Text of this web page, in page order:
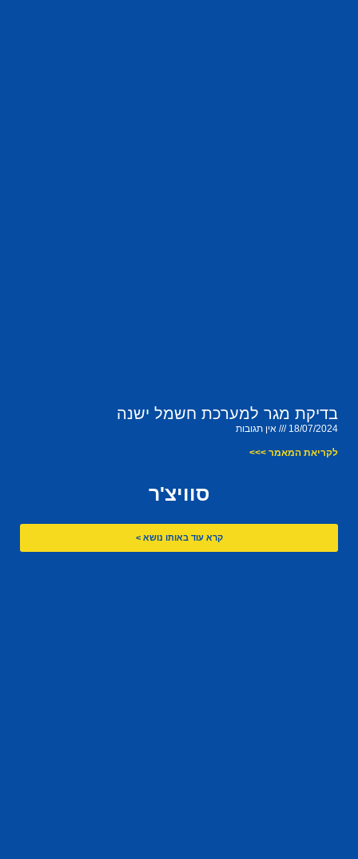
בדיקת מגר למערכת חשמל ישנה
18/07/2024 אין תגובות
לקריאת המאמר >>>
סוויצ'ר
קרא עוד באותו נושא >